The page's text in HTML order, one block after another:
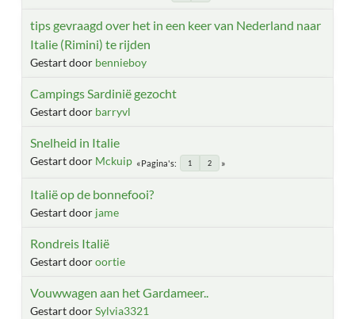
tips gevraagd over het in een keer van Nederland naar
Italie (Rimini) te rijden
Gestart door bennieboy
Campings Sardinië gezocht
Gestart door barryvl
Snelheid in Italie
Gestart door Mckuip Pagina's 1 2
Italië op de bonnefooi?
Gestart door jame
Rondreis Italië
Gestart dooroortie
Vouwwagen aan het Gardameer..
Gestart doorSylvia3321